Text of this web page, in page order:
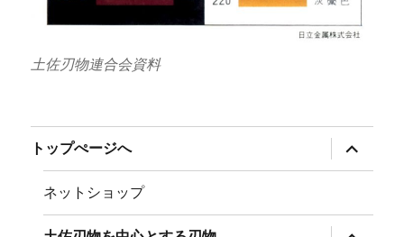
土佐刃物連合会資料
トップぺージへ
サ
ブ
メ
ー
を
ネットショップ
サ